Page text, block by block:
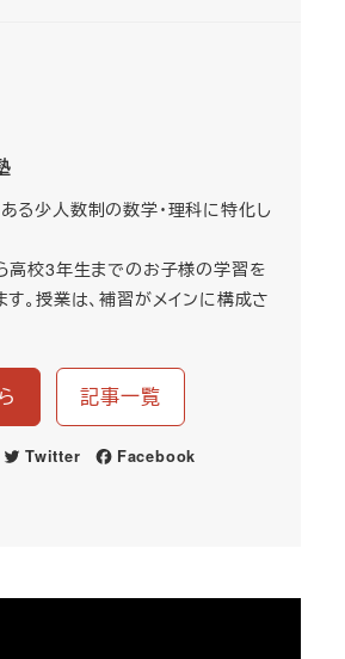
る少人数制の数学・理科に特化し
高校3年生までのお子様の学習を
す。授業は、補習がメインに構成さ
記事一覧
Twitter
Facebook